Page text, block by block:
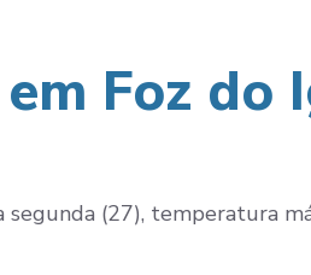
Foz do
(27), temperatura